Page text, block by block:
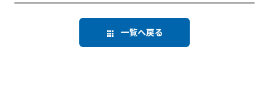
一覧へ戻る